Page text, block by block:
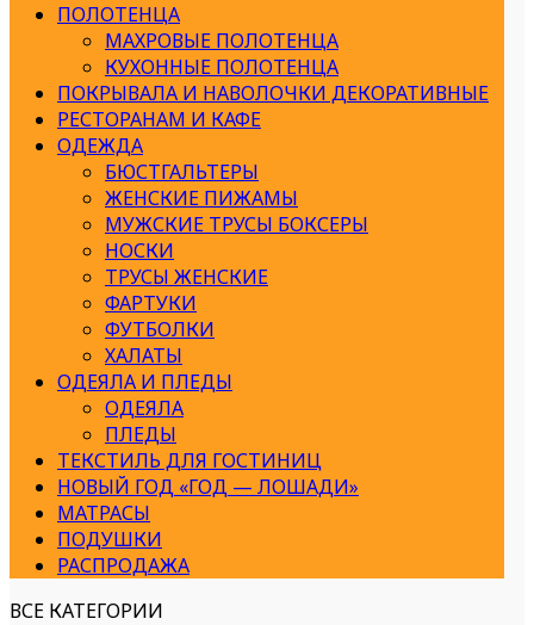
ПОЛОТЕНЦА
МАХРОВЫЕ ПОЛОТЕНЦА
КУХОННЫЕ ПОЛОТЕНЦА
ПОКРЫВАЛА И НАВОЛОЧКИ ДЕКОРАТИВНЫЕ
РЕСТОРАНАМ И КАФЕ
ОДЕЖДА
БЮСТГАЛЬТЕРЫ
ЖЕНСКИЕ ПИЖАМЫ
МУЖСКИЕ ТРУСЫ БОКСЕРЫ
НОСКИ
ТРУСЫ ЖЕНСКИЕ
ФАРТУКИ
ФУТБОЛКИ
ХАЛАТЫ
ОДЕЯЛА И ПЛЕДЫ
ОДЕЯЛА
ПЛЕДЫ
ТЕКСТИЛЬ ДЛЯ ГОСТИНИЦ
НОВЫЙ ГОД «ГОД — ЛОШАДИ»
МАТРАСЫ
ПОДУШКИ
РАСПРОДАЖА
ВСЕ КАТЕГОРИИ